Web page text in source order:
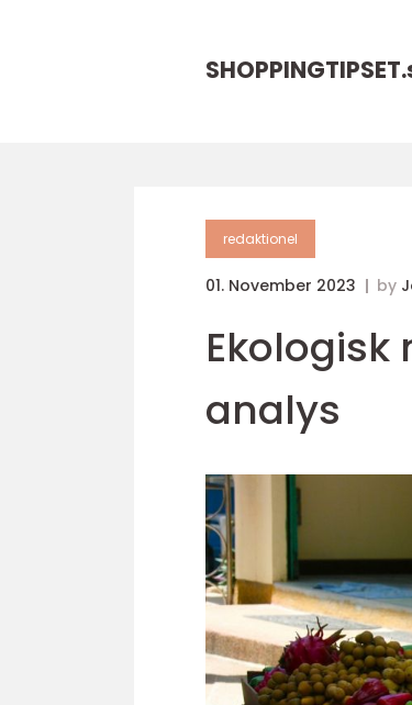
SHOPPINGTIPSET.
redaktionel
01. November 2023 by
Ekologisk
analys